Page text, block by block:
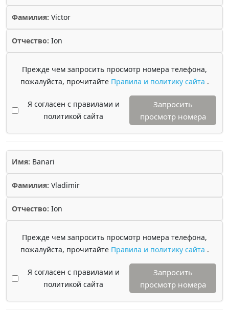
Фамилия: Victor
Отчество: Ion
Прежде чем запросить просмотр номера телефона,
пожалуйста, прочитайте Правила и политику сайта .
Я согласен с правилами и
политикой сайта
Запросить
просмотр номера
Имя: Banari
Фамилия: Vladimir
Отчество: Ion
Прежде чем запросить просмотр номера телефона,
пожалуйста, прочитайте Правила и политику сайта .
Я согласен с правилами и
политикой сайта
Запросить
просмотр номера